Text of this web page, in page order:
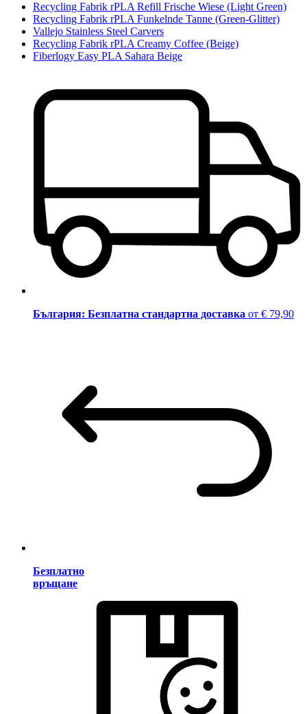
Recycling Fabrik rPLA Refill Frische Wiese (Light Green)
Recycling Fabrik rPLA Funkelnde Tanne (Green-Glitter)
Vallejo Stainless Steel Carvers
Recycling Fabrik rPLA Creamy Coffee (Beige)
Fiberlogy Easy PLA Sahara Beige
България: Безплатна стандартна доставка от € 79,90
Безплатно
връщане